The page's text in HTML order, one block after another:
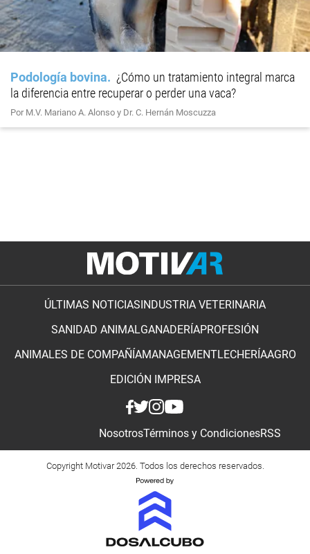
Podología bovina
¿Cómo un tratamiento integral marca
la diferencia entre recuperar o perder una vaca?
Por M.V. Mariano A. Alonso y Dr. C. Hernán Moscuzza
ÚLTIMAS NOTICIAS INDUSTRIA VETERINARIA
SANIDAD ANIMALGANADERÍAPROFESIÓN
ANIMALES DE COMPAÑÍAMANAGEMENTLECHERÍAAGRO
EDICIÓN IMPRESA
NosotrosTérminos y CondicionesRSS
Copyright Motivar 2026. Todos los derechos reservados.